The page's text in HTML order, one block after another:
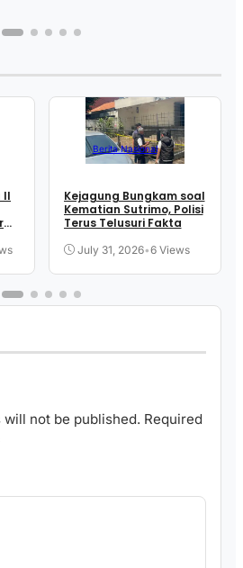
II
Berita Nasional
Kejagung Bungkam soal
Kematian Sutrimo, Polisi
Terus Telusuri Fakta
July 31, 2026•6 Views
not be published. Required